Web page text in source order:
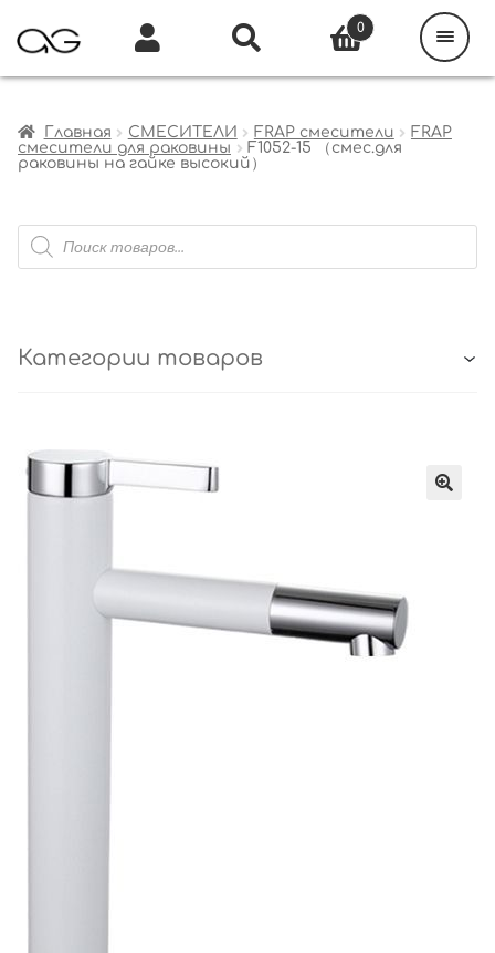
Главная СМЕСИТЕЛИ FRAP смесители
FRAP
смесители для раковины
F1052-15 （смес.для
раковины на гайке высокий）
Поиск
товаров
Категории товаров
0